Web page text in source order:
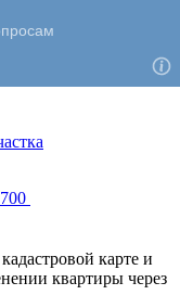
карте и
квартиры через